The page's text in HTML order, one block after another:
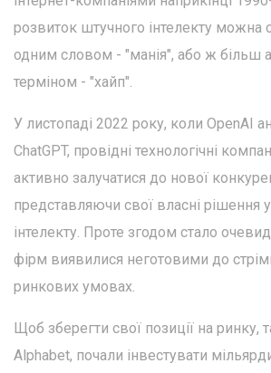
розвиток штучного інтелекту можна
одним словом - "манія", або ж більш
терміном - "хайп".
У листопаді 2022 року, коли OpenAI
ChatGPT, провідні технологічні
активно залучатися до нової
представляючи свої власні рішення
інтелекту. Проте згодом стало
фірм виявилися неготовими до
ринкових умовах.
Щоб зберегти свої позиції на ринку,
Alphabet, почали інвестувати